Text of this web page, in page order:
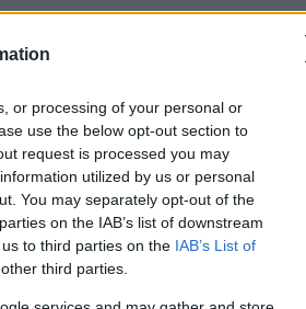
or processing of your personal or
use the below opt-out section to
request is processed you may
utilized by us or personal
You may separately opt-out of the
on the IAB’s list of downstream
to third parties on the IAB’s List of
third parties.